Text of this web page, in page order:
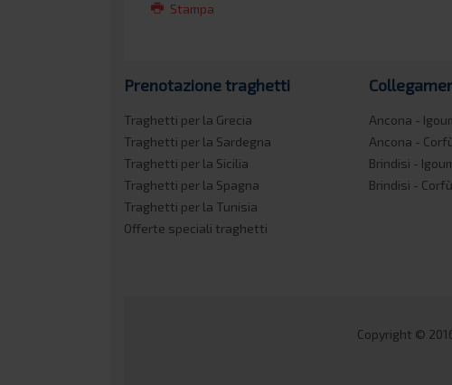
Stampa
Prenotazione traghetti
Traghetti per la Grecia
Traghetti per la Sardegna
Traghetti per la Sicilia
Traghetti per la Spagna
Traghetti per la Tunisia
Offerte speciali traghetti
Ancona -
Ancona -
Brindisi -
Brindisi - Corfù
Copyright ©